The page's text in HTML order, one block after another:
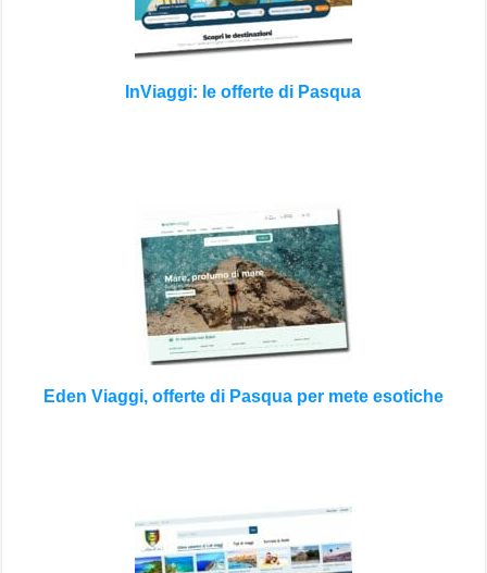
InViaggi: le offerte di Pasqua
Eden Viaggi, offerte di Pasqua per mete esotiche